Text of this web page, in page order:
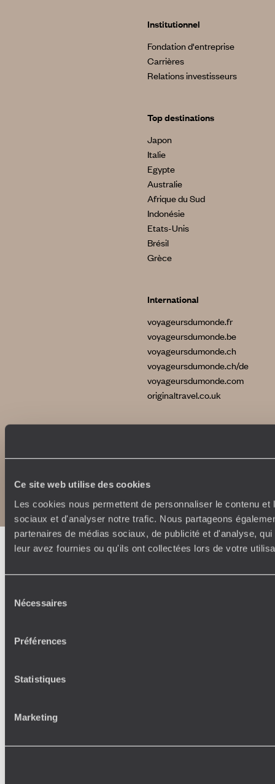
Ce site web utilise des cookies
Les cookies nous permettent de personnaliser le contenu
sociaux et d'analyser notre trafic. Nous partageons
partenaires de médias sociaux, de publicité et d'analyse,
leur avez fournies ou qu'ils ont collectées lors de votre
Nécessaires
Préférences
Statistiques
Marketing
Institutionnel
Fondation d'entreprise
Carrières
Relations investisseurs
Top destinations
Japon
Italie
Egypte
Australie
Afrique du Sud
Indonésie
Etats-Unis
Brésil
Grèce
International
voyageursdumonde.fr
voyageursdumonde.be
voyageursdumonde.ch
voyageursdumonde.ch/de
voyageursdumonde.com
originaltravel.co.uk
Politique de confidentialité et de Cookies
Notice légale et CGU